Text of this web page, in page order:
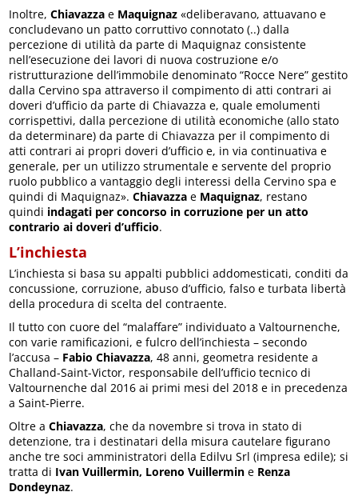
Inoltre, Chiavazza e Maquignaz «deliberavano, attuavano e
concludevano un patto corruttivo connotato (..) dalla
percezione di utilità da parte di Maquignaz consistente
nell’esecuzione dei lavori di nuova costruzione e/o
ristrutturazione dell’immobile denominato “Rocce Nere” gestito
dalla Cervino spa attraverso il compimento di atti contrari ai
doveri d’ufficio da parte di Chiavazza e, quale emolumenti
corrispettivi, dalla percezione di utilità economiche (allo stato
da determinare) da parte di Chiavazza per il compimento di
atti contrari ai propri doveri d’ufficio e, in via continuativa e
generale, per un utilizzo strumentale e servente del proprio
ruolo pubblico a vantaggio degli interessi della Cervino spa e
quindi di Maquignaz».Chiavazza e Maquignaz, restano
quindi indagati per concorso in corruzione per un atto
contrario ai doveri d’ufficio.
L’inchiesta
L’inchiesta si basa su appalti pubblici addomesticati, conditi da
concussione, corruzione, abuso d’ufficio, falso e turbata libertà
della procedura di scelta del contraente.
Il tutto con cuore del “malaffare” individuato a Valtournenche,
con varie ramificazioni, e fulcro dell’inchiesta – secondo
l’accusa – Fabio Chiavazza, 48 anni, geometra residente a
Challand-Saint-Victor, responsabile dell’ufficio tecnico di
Valtournenche dal 2016 ai primi mesi del 2018 e in precedenza
a Saint-Pierre.
Oltre aChiavazza, che da novembre si trova in stato di
detenzione, tra i destinatari della misura cautelare figurano
anche tre soci amministratori della Edilvu Srl (impresa edile); si
tratta di Ivan Vuillermin, Loreno Vuillermine Renza
Dondeynaz.